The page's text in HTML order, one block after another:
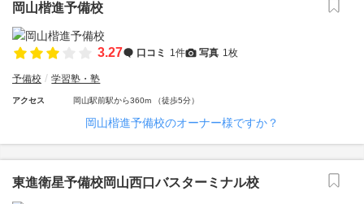
岡山楷進予備校
3.27 口コミ 1件 写真 1枚
予備校 学習塾・塾
アクセス 岡山駅前駅から360m （徒歩5分）
岡山楷進予備校のオーナー様ですか？
東進衛星予備校岡山西口バスターミナル校